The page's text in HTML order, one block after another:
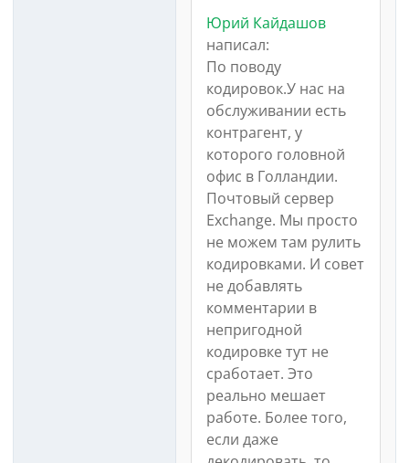
Юрий Кайдашов
написал:
По поводу
кодировок.У нас на
обслуживании есть
контрагент, у
которого головной
офис в Голландии.
Почтовый сервер
Exchange. Мы просто
не можем там рулить
кодировками. И совет
не добавлять
комментарии в
непригодной
кодировке тут не
сработает. Это
реально мешает
работе. Более того,
если даже